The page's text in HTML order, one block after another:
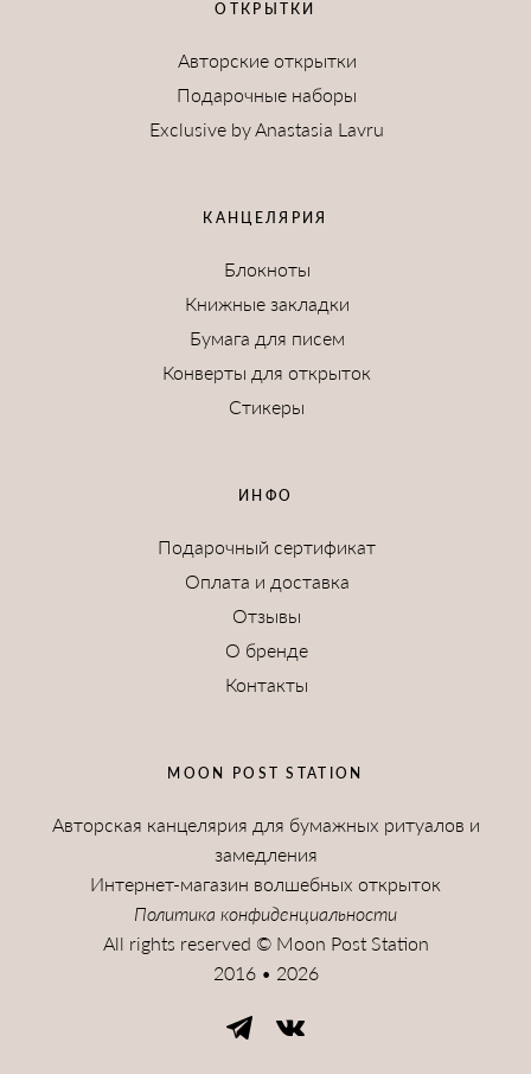
ОТКРЫТКИ
Авторские открытки
Подарочные наборы
Exclusive by Anastasia Lavru
КАНЦЕЛЯРИЯ
Блокноты
Книжные закладки
Бумага для писем
Конверты для открыток
Стикеры
ИНФО
Подарочный сертификат
Оплата и доставка
Отзывы
О бренде
Контакты
MOON POST STATION
Авторская канцелярия для бумажных ритуалов и
замедления
Интернет-магазин волшебных открыток
Политика конфиденциальности
All rights reserved © Moon Post Station
2016 • 2026